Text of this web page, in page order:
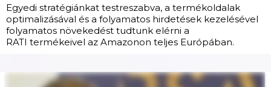
Egyedi stratégiánkat testreszabva, a termékoldalak
optimalizásával és a folyamatos hirdetések kezelésével
folyamatos növekedést tudtunk elérni a
RATI termékeivel az Amazonon teljes Európában.